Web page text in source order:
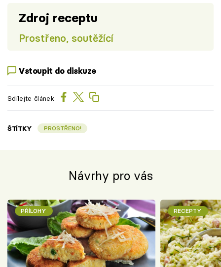
Zdroj receptu
Prostřeno, soutěžící
Vstoupit do diskuze
Sdílejte článek
ŠTÍTKY PROSTŘENO!
Návrhy pro vás
PŘÍLOHY RECEPTY